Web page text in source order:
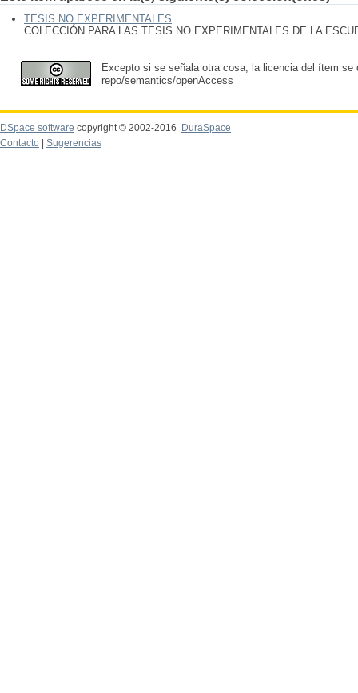
TESIS NO EXPERIMENTALES
COLECCIÓN PARA LAS TESIS NO EXPERIMENTALES DE LA
Excepto si se señala otra cosa, la licencia del ítem se
repo/semantics/openAccess
DSpace software copyright © 2002-2016
DuraSpace
Contacto
Sugerencias